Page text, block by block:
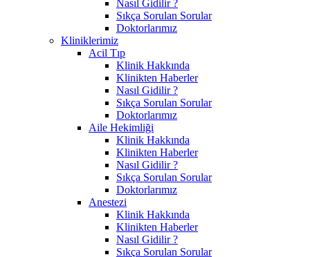
Nasıl Gidilir ?
Sıkça Sorulan Sorular
Doktorlarımız
Kliniklerimiz
Acil Tıp
Klinik Hakkında
Klinikten Haberler
Nasıl Gidilir ?
Sıkça Sorulan Sorular
Doktorlarımız
Aile Hekimliği
Klinik Hakkında
Klinikten Haberler
Nasıl Gidilir ?
Sıkça Sorulan Sorular
Doktorlarımız
Anestezi
Klinik Hakkında
Klinikten Haberler
Nasıl Gidilir ?
Sıkça Sorulan Sorular